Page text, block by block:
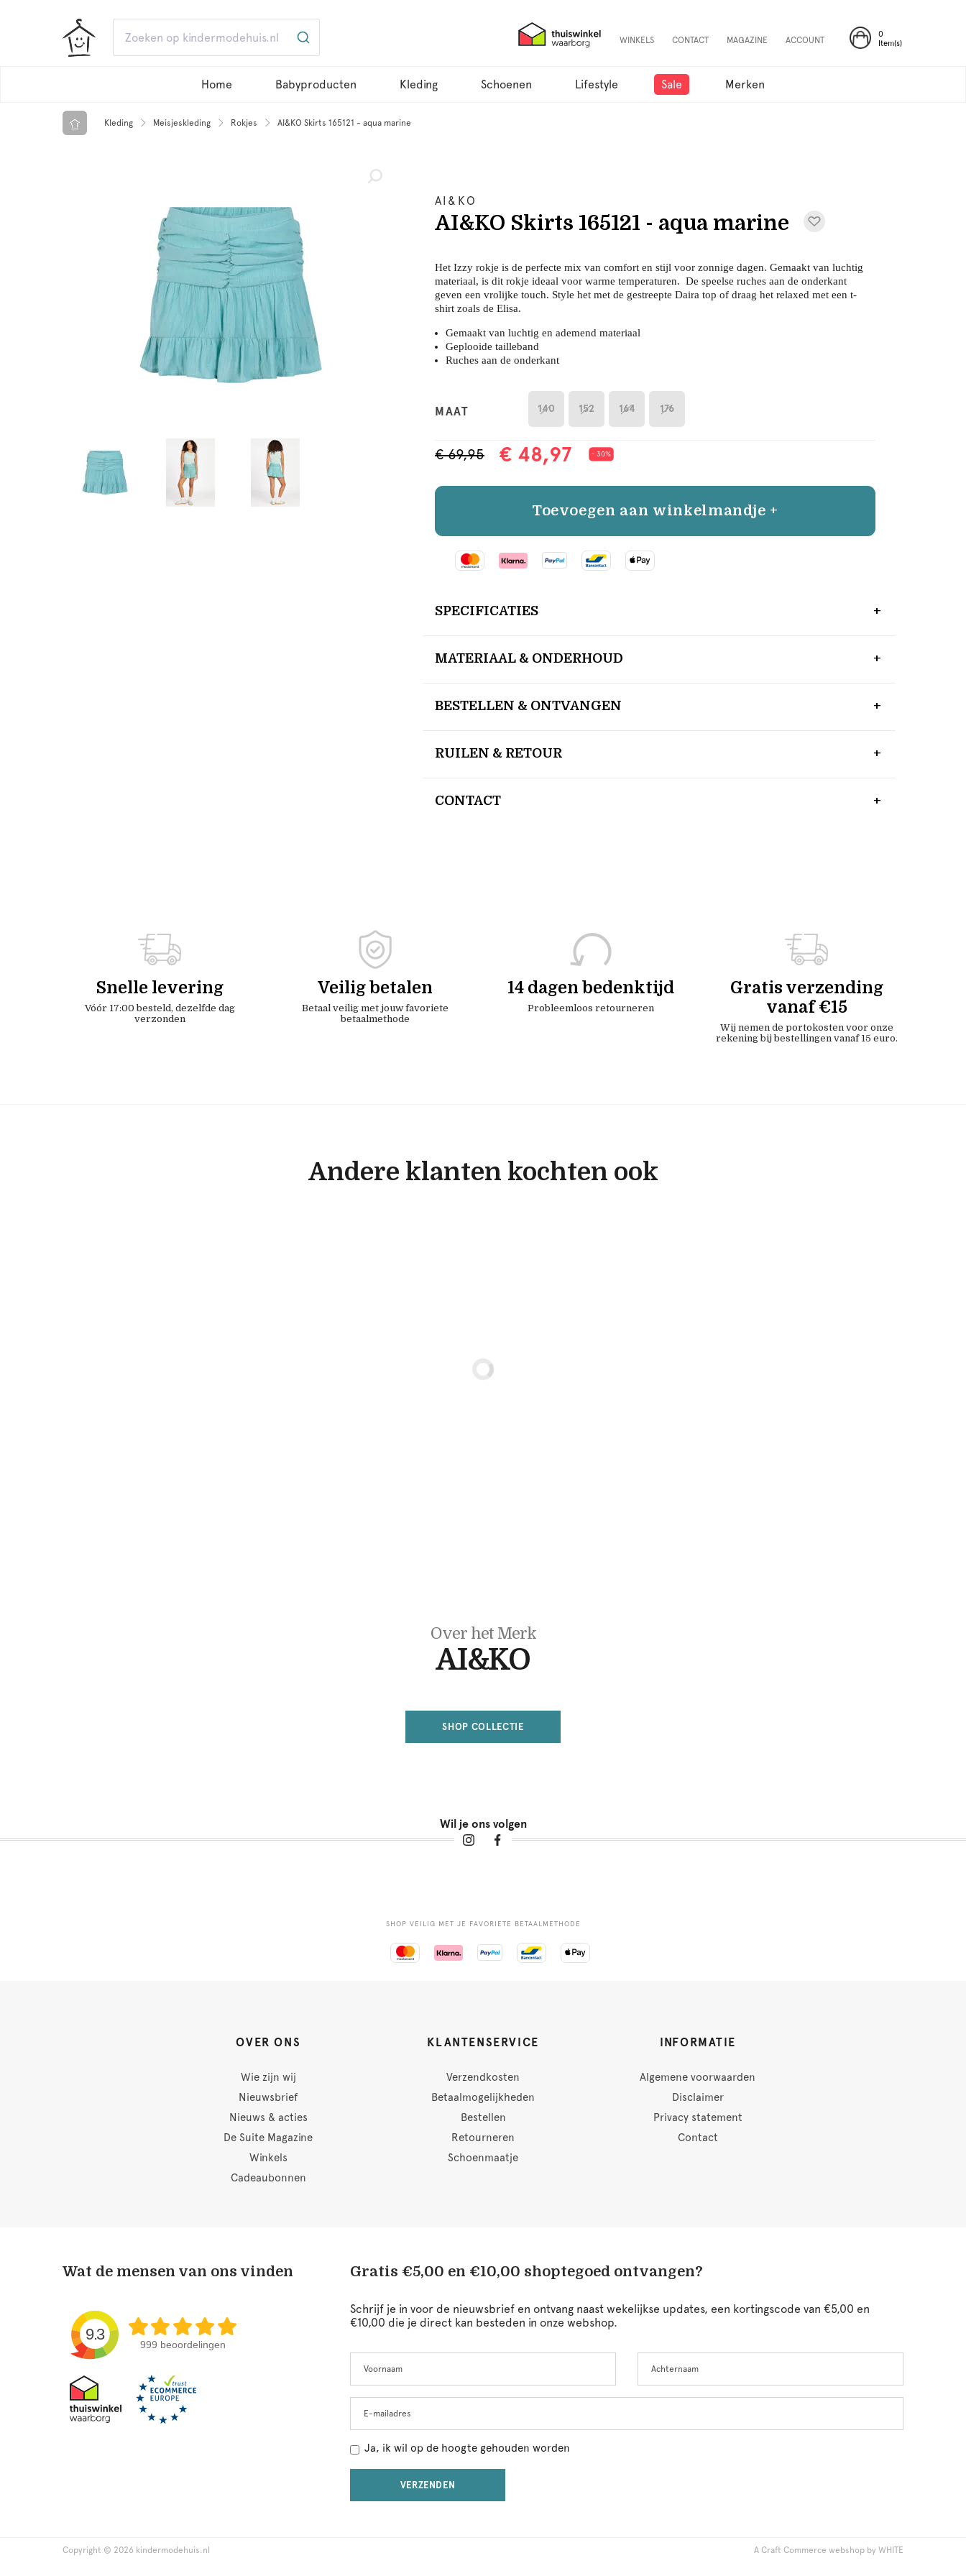
0
Item(s)
WINKELS CONTACT MAGAZINE ACCOUNT
Home Babyproducten Kleding Schoenen Lifestyle Sale Merken
Kleding Meisjeskleding Rokjes AI&KO Skirts 165121 - aqua marine
AI&KO
AI&KO Skirts 165121 - aqua marine
Het Izzy rokje is de perfecte mix van comfort en stijl voor zonnige dagen. Gemaakt van luchtig
materiaal, is dit rokje ideaal voor warme temperaturen. De speelse ruches aan de onderkant
geven een vrolijke touch. Style het met de gestreepte Daira top of draag het relaxed met een t-
shirt zoals de Elisa.
Gemaakt van luchtig en ademend materiaal
Geplooide tailleband
Ruches aan de onderkant
MAAT 140 152 164 176
€ 69,95 € 48,97 - 30%
Toevoegen aan winkelmandje +
SPECIFICATIES
MATERIAAL & ONDERHOUD
BESTELLEN & ONTVANGEN
RUILEN & RETOUR
CONTACT
Snelle levering
Vóór 17:00 besteld, dezelfde dag
verzonden
Veilig betalen
Betaal veilig met jouw favoriete
betaalmethode
14 dagen bedenktijd
Probleemloos retourneren
Gratis verzending
vanaf €15
Wij nemen de portokosten voor onze
rekening bij bestellingen vanaf 15 euro.
Andere klanten kochten ook
Over het Merk
AI&KO
SHOP COLLECTIE
Wil je ons volgen
SHOP VEILIG MET JE FAVORIETE BETAALMETHODE
OVER ONS
Wie zijn wij
Nieuwsbrief
Nieuws & acties
De Suite Magazine
Winkels
Cadeaubonnen
KLANTENSERVICE
Verzendkosten
Betaalmogelijkheden
Bestellen
Retourneren
Schoenmaatje
INFORMATIE
Algemene voorwaarden
Disclaimer
Privacy statement
Contact
Wat de mensen van ons vinden
9.3
999 beoordelingen
Gratis €5,00 en €10,00 shoptegoed ontvangen?
Schrijf je in voor de nieuwsbrief en ontvang naast wekelijkse updates, een kortingscode van €5,00 en
€10,00 die je direct kan besteden in onze webshop.
this
field
blank
Ja, ik wil op de hoogte gehouden worden
VERZENDEN
Copyright © 2026 kindermodehuis.nl A Craft Commerce webshop by WHITE